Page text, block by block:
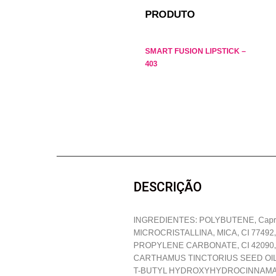
PRODUTO
SMART FUSION LIPSTICK –
403
DESCRIÇÃO
INGREDIENTES: POLYBUTENE,
MICROCRISTALLINA, MICA, CI
PROPYLENE CARBONATE, CI
CARTHAMUS TINCTORIUS SEED
T-BUTYL